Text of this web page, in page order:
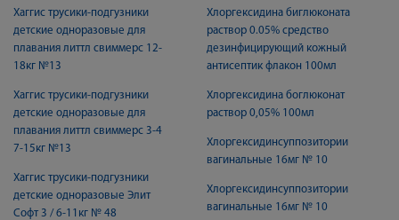
Хаггис трусики-подгузники
детские одноразовые для
плавания литтл свиммерс 12-
18кг №13
Хаггис трусики-подгузники
детские одноразовые для
плавания литтл свиммерс 3-4
7-15кг №13
Хаггис трусики-подгузники
детские одноразовые Элит
Софт 3 / 6-11кг № 48
Хлоргексидина биглюконата
раствор 0.05% средство
дезинфицирующий кожный
антисептик флакон 100мл
Хлоргексидина боглюконат
раствор 0,05% 100мл
Хлоргексидинсуппозитории
вагинальные 16мг № 10
Хлоргексидинсуппозитории
вагинальные 16мг № 10